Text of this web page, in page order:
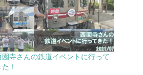
園寺さんの鉄道イベントに行って
た！